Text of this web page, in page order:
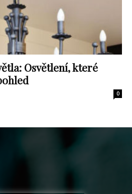
Osvětlení, které
0